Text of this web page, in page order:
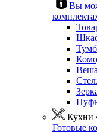
Вы
Кухни
Готовые